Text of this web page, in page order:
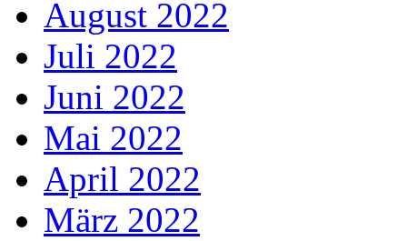
August 2022
Juli 2022
Juni 2022
Mai 2022
April 2022
März 2022